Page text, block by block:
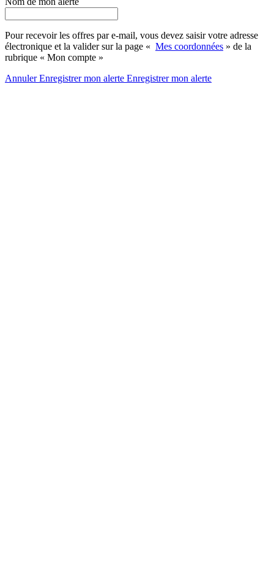
Pour recevoir les offres par e-mail, vous devez saisir votre adresse
électronique et la valider sur la page « Mes coordonnées » de la
rubrique « Mon compte »
AnnulerEnregistrer mon alerte Enregistrermon alerte